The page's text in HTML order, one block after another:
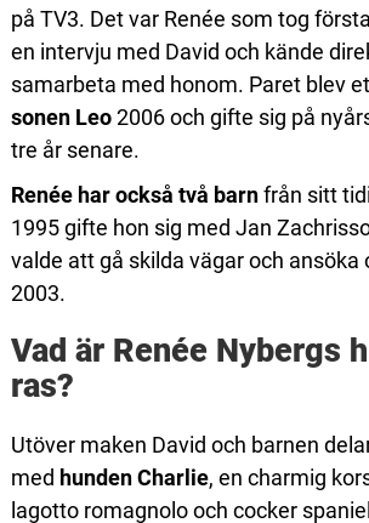
på TV3. Det var Renée som tog
en intervju med David och kände
samarbeta med honom. Paret blev
sonen Leo2006 och gifte sig på
tre år senare.
Renée har också två barnfrån sitt
1995 gifte hon sig med Jan
valde att gå skilda vägar och ansöka
2003.
Vad är Renée Nybergs
ras?
Utöver maken David och barnen
med hundenCharlie, en charmig
lagotto romagnolo och cocker